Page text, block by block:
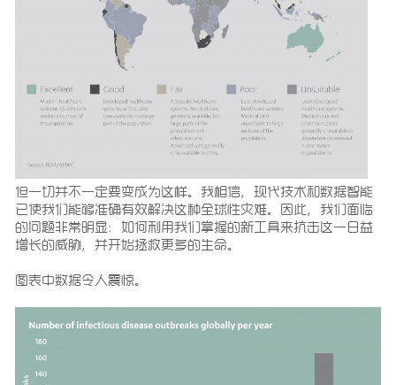
但一切并不一定要变成为这样。我相信，现代技术和数据智能
已使我们能够准确有效解决这种全球性灾难。因此，我们面临
的问题非常明显：如何利用我们掌握的新工具来抗击这一日益
增长的威胁，并开始拯救更多的生命。
图表中数据令人震惊。